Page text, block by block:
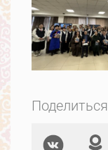
Поделиться